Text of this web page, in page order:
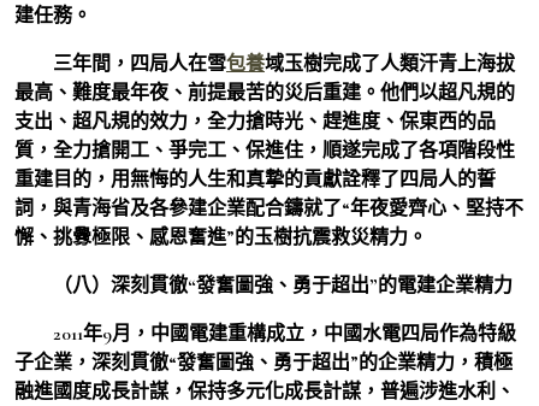
建任務。
三年間，四局人在雪包養域玉樹完成了人類汗青上海拔
最高、難度最年夜、前提最苦的災后重建。他們以超凡規的
支出、超凡規的效力，全力搶時光、趕進度、保東西的品
質，全力搶開工、爭完工、保進住，順遂完成了各項階段性
重建目的，用無悔的人生和真摯的貢獻詮釋了四局人的誓
詞，與青海省及各參建企業配合鑄就了“年夜愛齊心、堅持不
懈、挑釁極限、感恩奮進”的玉樹抗震救災精力。
（八）深刻貫徹“發奮圖強、勇于超出”的電建企業精力
2011年9月，中國電建重構成立，中國水電四局作為特級
子企業，深刻貫徹“發奮圖強、勇于超出”的企業精力，積極
融進國度成長計謀，保持多元化成長計謀，普遍涉進水利、